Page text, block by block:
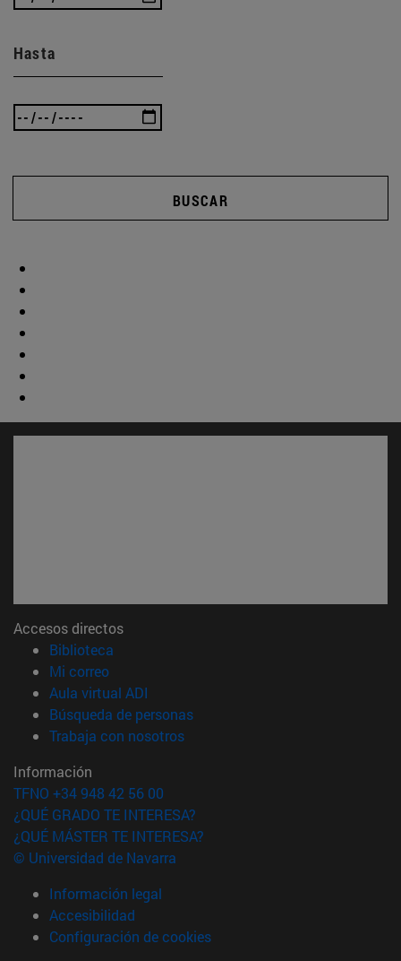
Hasta
BUSCAR
Accesos directos
Biblioteca
Mi correo(abre en nueva ventana)
Aula virtual ADI
Búsqueda de personas(abre en nueva ventana)
Trabaja con nosotros(abre en nueva ventana)
Información
TFNO +34 948 42 56 00
¿QUÉ GRADO TE INTERESA?
¿QUÉ MÁSTER TE INTERESA?
© Universidad de Navarra
Información legal
Accesibilidad
Configuración de cookies